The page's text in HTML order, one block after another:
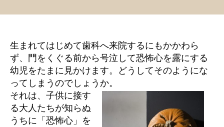
へ
の
生まれてはじめて歯科へ来院するにもかかわら
ず、門をくぐる前から号泣して恐怖心を露にする
幼児をたまに見かけます。どうしてそのようにな
ってしまうのでしょうか。
それは、子供に接す
る大人たちが知らぬ
うちに「恐怖心」を